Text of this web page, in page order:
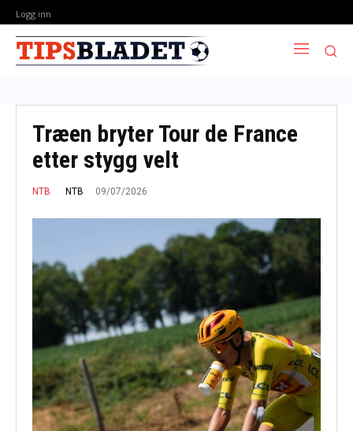
Logg inn
Træen bryter Tour de France
etter stygg velt
NTB NTB 09/07/2026